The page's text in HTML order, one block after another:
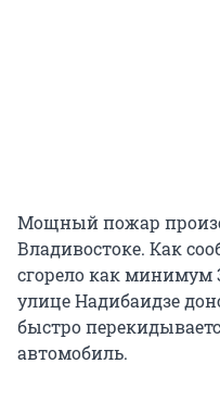
Мощный пожар
Владивостоке. Как
сгорело как
улице Надибаидзе
быстро
автомобиль.